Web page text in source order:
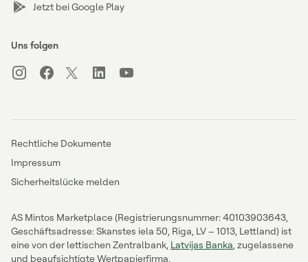
Jetzt bei Google Play
Uns folgen
Rechtliche Dokumente
Impressum
Sicherheitslücke melden
AS Mintos Marketplace (Registrierungsnummer: 40103903643,
Geschäftsadresse: Skanstes iela 50, Riga, LV – 1013, Lettland) ist
eine von der lettischen Zentralbank, Latvijas Banka, zugelassene
und beaufsichtigte Wertpapierfirma.